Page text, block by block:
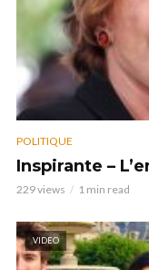
POLITIQUE
Inspirante –
229 views 1 min read
VIDEO